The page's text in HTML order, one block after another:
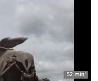
52 min'